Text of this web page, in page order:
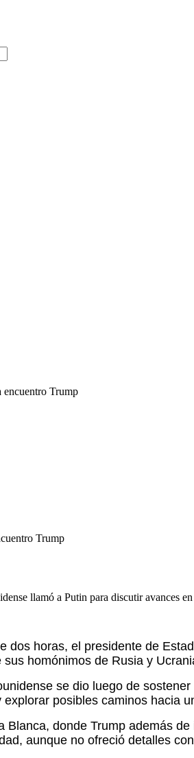
encuentro Trump
Trump
llamó a Putin para discutir avances
dos horas, el presidente de
homónimos de Rusia y
se dio luego de
posibles caminos hacia
Blanca, donde Trump además
aunque no ofreció detalles